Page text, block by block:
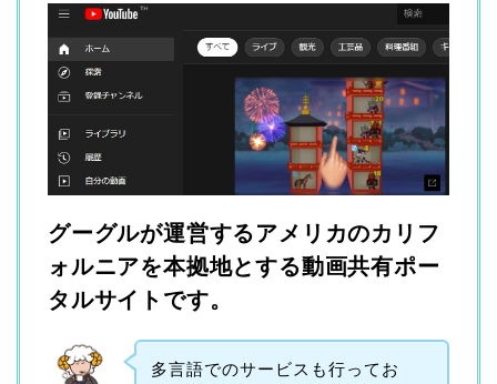
グーグルが運営するアメリカのカリフ
ォルニアを本拠地とする動画共有ポー
タルサイトです。
多言語でのサービスも行ってお